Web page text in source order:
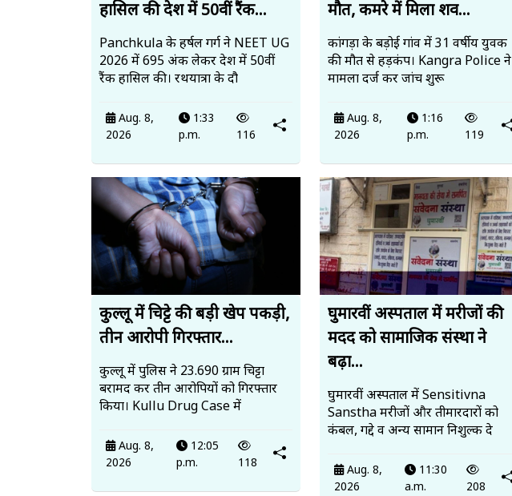
हासिल की देश में 50वीं रैंक...
Panchkula के हर्षल गर्ग ने NEET UG
2026 में 695 अंक लेकर देश में 50वीं
रैंक हासिल की। रथयात्रा के दौ
Aug. 8,
2026
1:33
p.m.
116
मौत, कमरे में मिला शव...
कांगड़ा के बड़ोई गांव में 31 वर्षीय युवक
की मौत से हड़कंप। Kangra Police ने
मामला दर्ज कर जांच शुरू
Aug. 8,
2026
1:16
p.m.
119
कुल्लू में चिट्टे की बड़ी खेप पकड़ी,
तीन आरोपी गिरफ्तार...
कुल्लू में पुलिस ने 23.690 ग्राम चिट्टा
बरामद कर तीन आरोपियों को गिरफ्तार
किया। Kullu Drug Case में
Aug. 8,
2026
12:05
p.m.
118
घुमारवीं अस्पताल में मरीजों की
मदद को सामाजिक संस्था ने
बढ़ा...
घुमारवीं अस्पताल में Sensitivna
Sanstha मरीजों और तीमारदारों को
कंबल, गद्दे व अन्य सामान निशुल्क दे
Aug. 8,
2026
11:30
a.m.
208